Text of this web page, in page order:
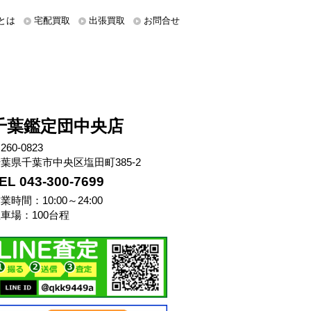
は 宅配買取 出張買取 お問合せ
葉鑑定団中央店
0823
県千葉市中央区塩田町385-2
043-300-7699
時間：10:00～24:00
場：100台程